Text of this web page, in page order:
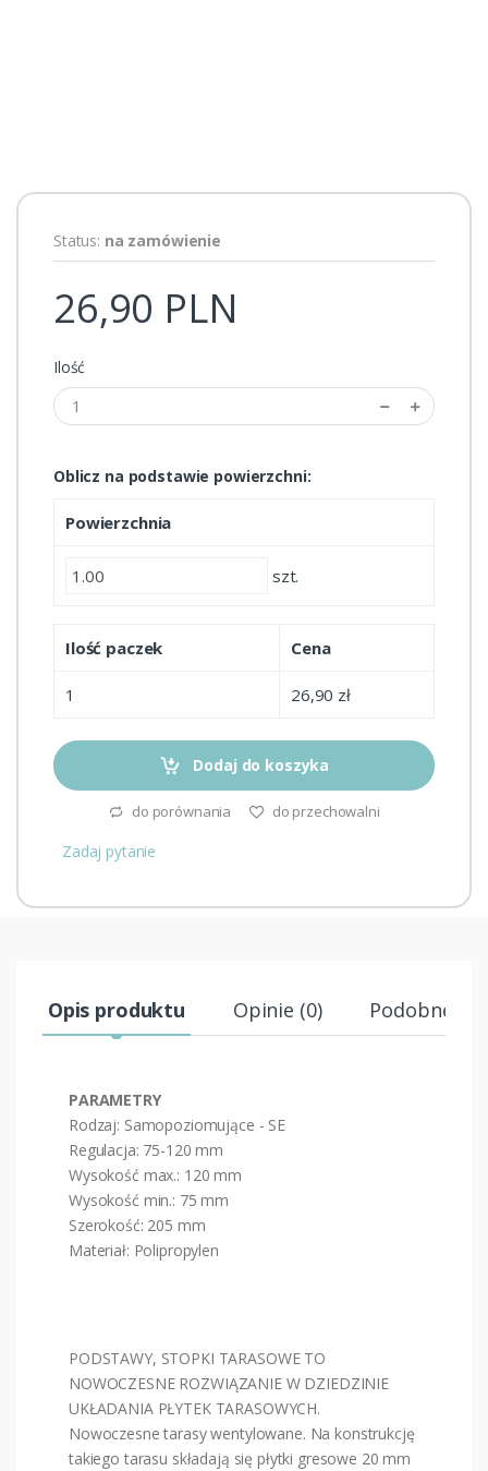
Status: na zamówienie
26,90 PLN
Ilość
Oblicz na podstawie powierzchni:
Powierzchnia
szt.
Ilość paczek Cena
1 26,90 zł
Dodaj do koszyka
do porównania do przechowalni
Zadaj pytanie
Opis produktu Opinie (0) Podobne
PARAMETRY
Rodzaj: Samopoziomujące - SE
Regulacja: 75-120 mm
Wysokość max.: 120 mm
Wysokość min.: 75 mm
Szerokość: 205 mm
Materiał: Polipropylen
PODSTAWY, STOPKI TARASOWE TO
NOWOCZESNE ROZWIĄZANIE W DZIEDZINIE
UKŁADANIA PŁYTEK TARASOWYCH.
Nowoczesne tarasy wentylowane. Na konstrukcję
takiego tarasu składają się płytki gresowe 20 mm